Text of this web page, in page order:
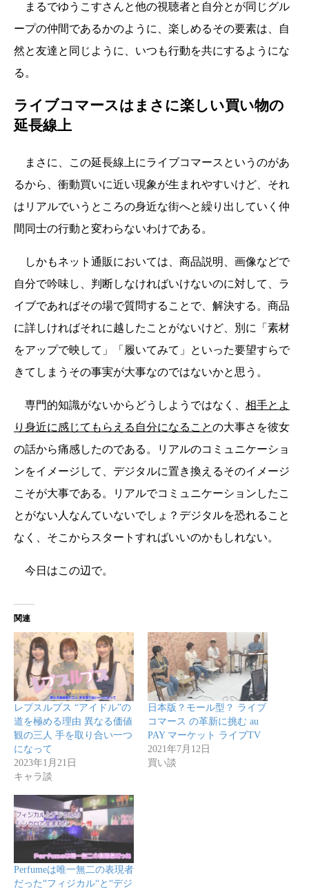
まるでゆうこすさんと他の視聴者と自分とが同じグル
ープの仲間であるかのように、楽しめるその要素は、自
然と友達と同じように、いつも行動を共にするようにな
る。
ライブコマースはまさに楽しい買い物の
延長線上
まさに、この延長線上にライブコマースというのがあ
るから、衝動買いに近い現象が生まれやすいけど、それ
はリアルでいうところの身近な街へと繰り出していく仲
間同士の行動と変わらないわけである。
しかもネット通販においては、商品説明、画像などで
自分で吟味し、判断しなければいけないのに対して、ラ
イブであればその場で質問することで、解決する。商品
に詳しければそれに越したことがないけど、別に「素材
をアップで映して」「履いてみて」といった要望すらで
きてしまうその事実が大事なのではないかと思う。
専門的知識がないからどうしようではなく、 相手とよ
り身近に感じてもらえる自分になることの大事さを彼女
の話から痛感したのである。リアルのコミュニケーショ
ンをイメージして、デジタルに置き換えるそのイメージ
こそが大事である。リアルでコミュニケーションしたこ
とがない人なんていないでしょ？デジタルを恐れること
なく、そこからスタートすればいいのかもしれない。
今日はこの辺で。
関連
レプスルプス “アイドル”の
道を極める理由 異なる価値
観の三人 手を取り合い一つ
になって
2023年1月21日
キャラ談
日本版？モール型？ ライブ
コマース の革新に挑む au
PAY マーケット ライブTV
2021年7月12日
買い談
Perfumeは唯一無二の表現者
だった“フィジカル“と“デジ